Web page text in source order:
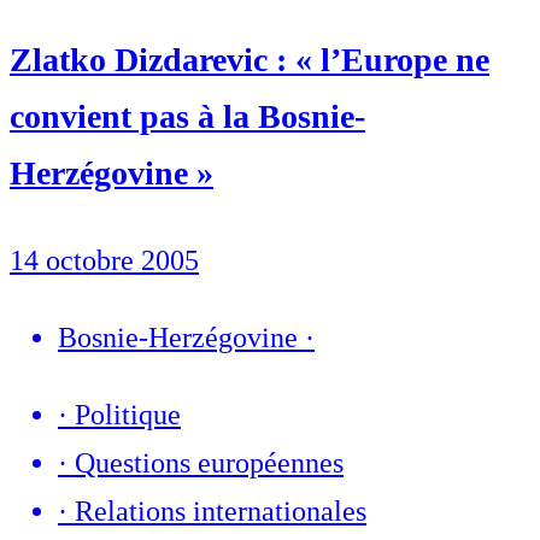
Zlatko Dizdarevic : « l’Europe ne
convient pas à la Bosnie-
Herzégovine »
14 octobre 2005
Bosnie-Herzégovine ·
· Politique
· Questions européennes
· Relations internationales